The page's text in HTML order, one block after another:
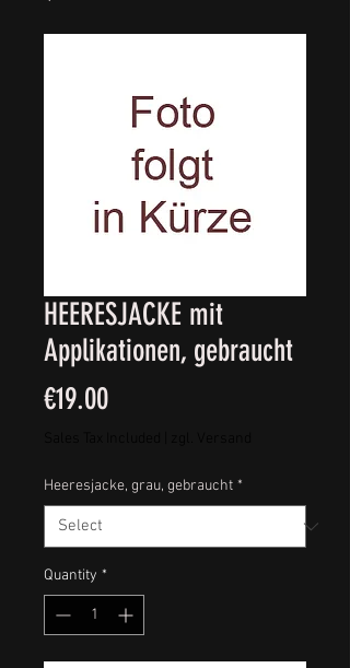
HEERESJACKE mit
Applikationen, gebraucht
€19.00Price
Heeresjacke, grau, gebraucht *
Quantity *